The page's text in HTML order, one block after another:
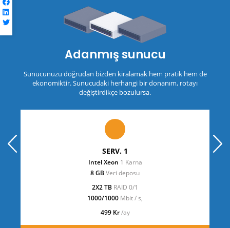
Adanmış sunucu
Sunucunuzu doğrudan bizden kiralamak hem pratik hem de
ekonomiktir. Sunucudaki herhangi bir donanım, rotayı
değiştirdikçe bozulursa.
SERV. 1
Intel Xeon 1 Karna
8 GBVeri deposu
2X2 TB RAID 0/1
1000/1000 Mbit / s,
499 Kr/ay
prev next